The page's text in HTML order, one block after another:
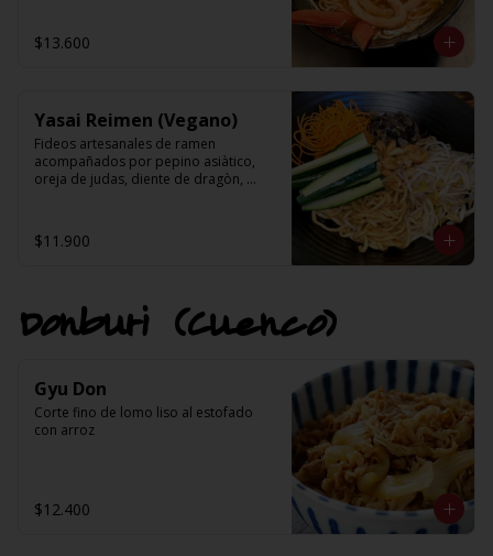
aceite de sesamo.
$13.600
Yasai Reimen (Vegano)
Fideos artesanales de ramen
acompañados por pepino asiàtico,
oreja de judas, diente de dragòn,
tahini(sèsamo), ajo y pasta de aji.
$11.900
Donburi (Cuenco)
Gyu Don
Corte fino de lomo liso al estofado
con arroz
$12.400